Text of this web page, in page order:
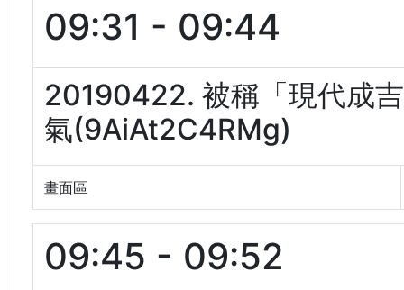
09:31 - 09:44
20190422. 被稱「現代成
氣(9AiAt2C4RMg)
畫面區
09:45 - 09:52